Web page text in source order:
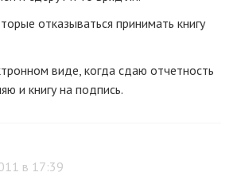
отказываться принимать книгу
виде, когда сдаю отчетность
и книгу на подпись.
в 17:39